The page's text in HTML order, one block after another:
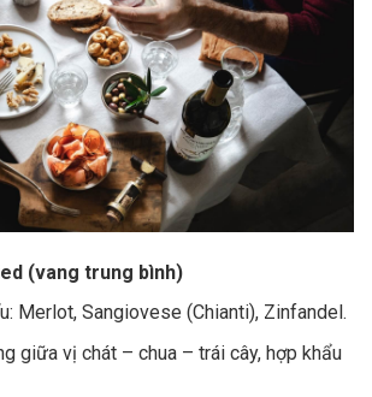
(vang trung bình)
Merlot, Sangiovese (Chianti), Zinfandel.
giữa vị chát – chua – trái cây, hợp khẩu